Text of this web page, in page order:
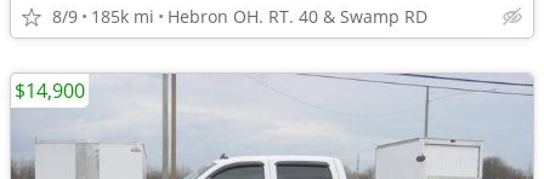
8/9 185k mi Hebron OH. RT. 40 & Swamp RD
$14,900